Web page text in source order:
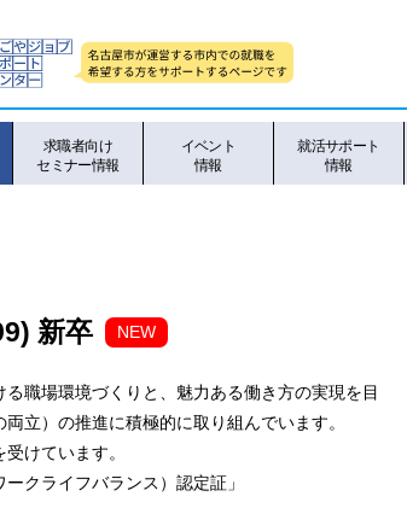
求職者向け
セミナー情報
イベント
情報
就活サポート
情報
新卒 NEW
職場環境づくりと、魅力ある働き方の実現を目
立）の推進に積極的に取り組んでいます。
けています。
クライフバランス）認定証」